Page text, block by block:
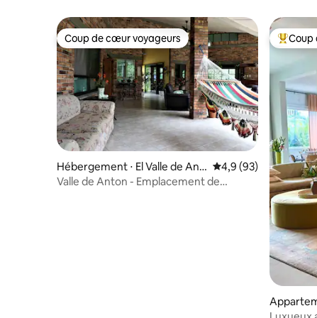
Coup de cœur voyageurs
Coup de cœur voyageurs
Hébergement ⋅ El Valle de Ant
ón
Évaluation moyenne
4,9 (93)
Valle de Anton - Emplacement de
Coups
Coup
Hato